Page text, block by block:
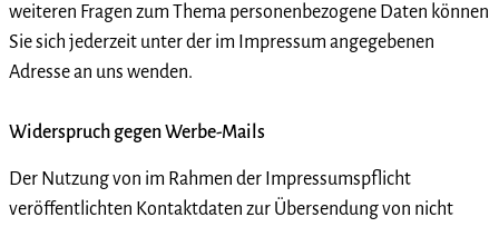
weiteren Fragen zum Thema personenbezogene Daten können
Sie sich jederzeit unter der im Impressum angegebenen
Adresse an uns wenden.
Widerspruch gegen Werbe-Mails
Der Nutzung von im Rahmen der Impressumspflicht
veröffentlichten Kontaktdaten zur Übersendung von nicht